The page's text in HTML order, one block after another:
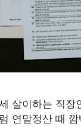
살이하는 직장
연말정산 때